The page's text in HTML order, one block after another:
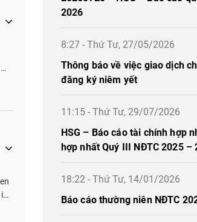
2026
8:27 - Thứ Tư, 27/05/2026
Thông báo về việc giao dịch
đăng ký niêm yết
11:15 - Thứ Tư, 29/07/2026
HSG – Báo cáo tài chính hợp
hợp nhất Quý III NĐTC 2025 –
18:22 - Thứ Tư, 14/01/2026
Báo cáo thường niên NĐTC